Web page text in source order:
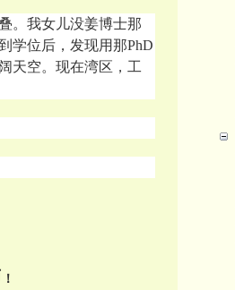
。我女儿没姜博士那
学位后，发现用那PhD
天空。现在湾区，工
！